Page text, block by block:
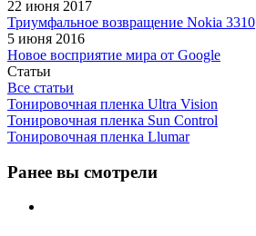
22 июня 2017
Триумфальное возвращение Nokia 3310
5 июня 2016
Новое восприятие мира от Google
Статьи
Все статьи
Тонировочная пленка Ultra Vision
Тонировочная пленка Sun Control
Тонировочная пленка Llumar
Ранее вы смотрели